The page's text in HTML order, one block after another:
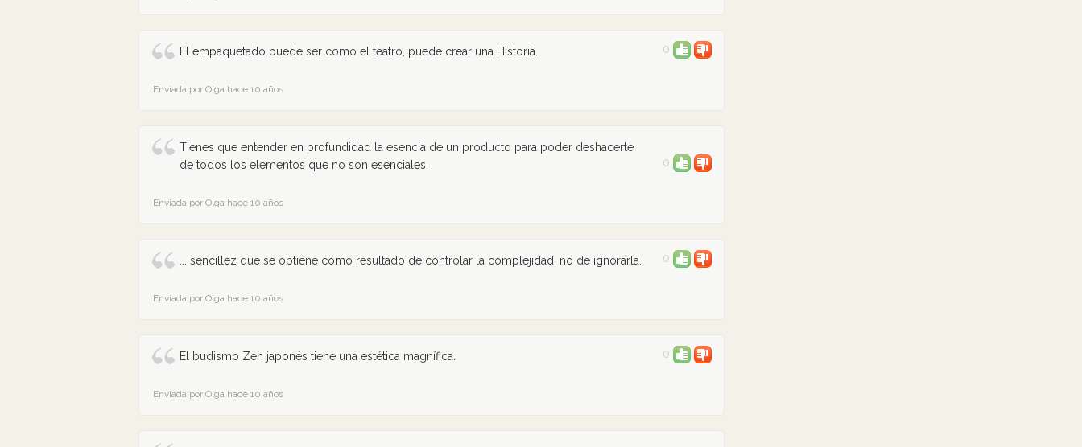
El empaquetado puede ser como el teatro, puede crear una Historia. 0
Enviada por Olga hace 10 años
Tienes que entender en profundidad la esencia de un producto para poder deshacerte
de todos los elementos que no son esenciales.
0
Enviada por Olga hace 10 años
... sencillez que se obtiene como resultado de controlar la complejidad, no de ignorarla. 0
Enviada por Olga hace 10 años
El budismo Zen japonés tiene una estética magnífica. 0
Enviada por Olga hace 10 años